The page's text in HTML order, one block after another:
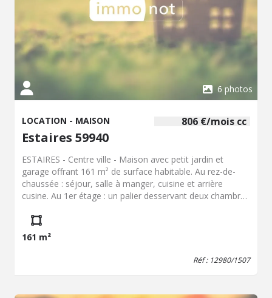
6 photos
806 €/mois cc
LOCATION - MAISON
Estaires 59940
ESTAIRES - Centre ville - Maison avec petit jardin et
garage offrant 161 m² de surface habitable. Au rez-de-
chaussée : séjour, salle à manger, cuisine et arrière
cusine. Au 1er étage : un palier desservant deux chambres
3 pièces (moins de 9m²) et un dressing. Disponible le 11
septembre 2026. Loyer : 806,00 EUR + 20,00 EUR de
charges (entretien de la chaudière et de l'adoucisseur
d'eau) - 1er CONTACT PAR MAIL UNIQUEMENT.
161 m²
Réf : 12980/1507